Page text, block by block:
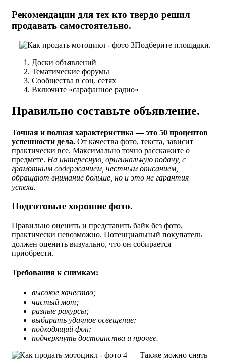
Рекомендации для тех кто твердо решил
продавать самостоятельно.
Подберите площадки.
Доски объявлений
Тематические форумы
Сообщества в соц. сетях
Включите «сарафанное радио»
Правильно составьте объявление.
Точная и полная характеристика — это 50 процентов
успешности дела. От качества фото, текста, зависит
практически все. Максимально точно расскажите о
предмете. На интересную, оригинальную подачу, с
грамотным содержанием, честным описанием,
обращают внимание больше, но и это не гарантия
успеха.
Подготовьте хорошие фото.
Правильно оценить и представить байк без фото,
практически невозможно. Потенциальный покупатель
должен оценить визуально, что он собирается
приобрести.
Требования к снимкам:
высокое качество;
чистый мот;
разные ракурсы;
выбирать удачное освещение;
подходящий фон;
подчеркнуть достоинства и прочее.
Также можно снять